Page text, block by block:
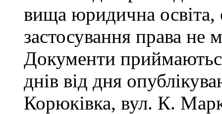
вища юридична освіта,
застосування права не
Документи
днів від дня
Корюківка, вул. К.